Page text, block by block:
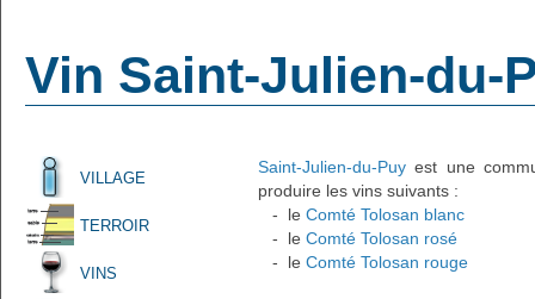
Vin Saint-Julien-du-
VILLAGE
TERROIR
VINS
Saint-Julien-du-Puy est une
produire les vins suivants :
- le Comté Tolosan blanc
- le Comté Tolosan rosé
- le Comté Tolosan rouge